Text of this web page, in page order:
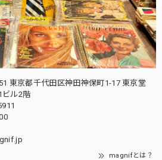
東京都千代田区神田神保町1-17 東京堂
ビル2階
magnifとは？